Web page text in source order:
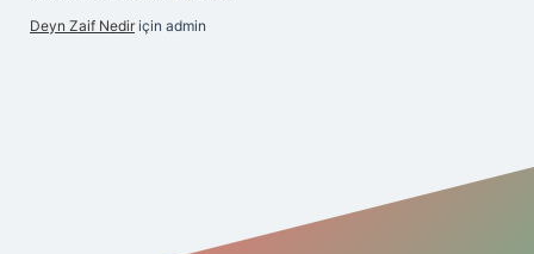
Deyn Zaif Nedir için admin